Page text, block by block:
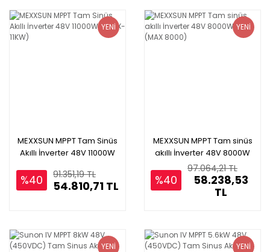
YENİ
MEXXSUN MPPT Tam Sinüs
Akıllı İnverter 48V 11000W
%40 91.351,19 TL
54.810,71 TL
YENİ
MEXXSUN MPPT Tam sinüs
akıllı İnverter 48V 8000W
Twin (MAX 8000)
%40
97.064,21 TL
58.238,53
TL
YENİ YENİ